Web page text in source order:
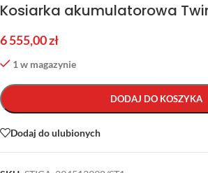
Kosiarka akumulatorowa
6 555,00zł
1 w magazynie
DODAJ DO KOSZYKA
Dodaj do ulubionych